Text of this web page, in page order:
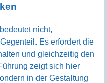
nicht,
Es erfordert die
und gleichzeitig den
zeigt sich hier
in der Gestaltung